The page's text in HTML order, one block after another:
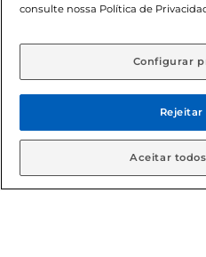
Adolescente). Preços e
aviso prévio. O valor mínimo
© 2026 Copyright.
reservados
consulte nossa Política de
Configurar
Aceitar